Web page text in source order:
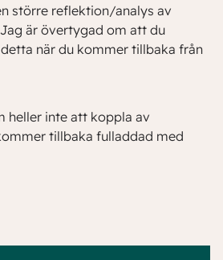
större reflektion/analys av
är övertygad om att du
när du kommer tillbaka från
heller inte att koppla av
tillbaka fulladdad med